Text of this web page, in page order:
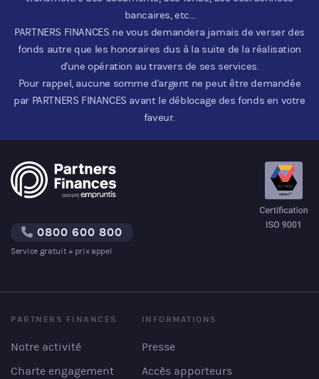
bancaires, etc…
PARTNERS FINANCES ne vous demandera jamais de verser des
fonds autre que les honoraires dus à la suite de la réalisation
d'une opération au travers de ses services.
Pour rappel, aucune somme d'argent ne peut être demandée
par PARTNERS FINANCES avant le déblocage des fonds en votre
faveur.
0800 600 800
Service gratuit + prix appel
PARTNERS FINANCES
Notre activité
Charte engagement
INFORMATIONS
Presse
Accès apporteurs